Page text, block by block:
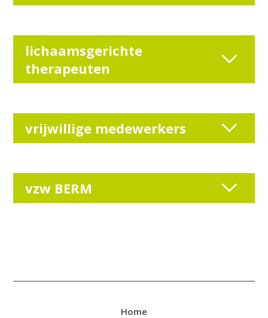
lichaamsgerichte
therapeuten
vrijwillige medewerkers
vzw BERM
Home